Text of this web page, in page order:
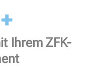
Ihrem ZFK-